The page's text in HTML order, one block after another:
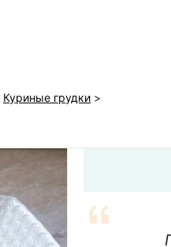
Куриные грудки >